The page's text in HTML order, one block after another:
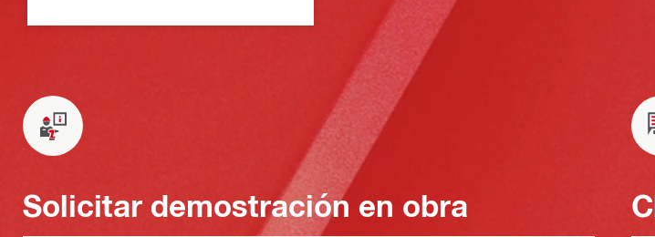
Solicitar demostración en obra